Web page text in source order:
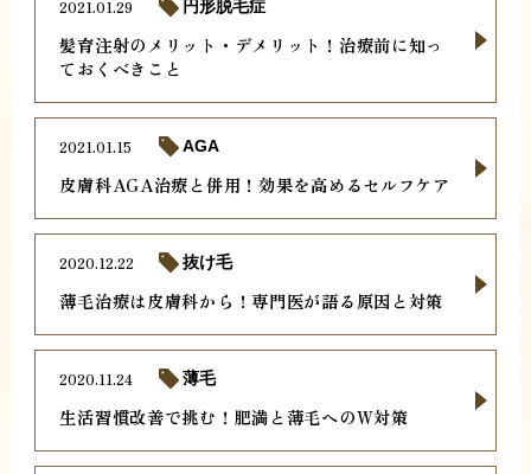
髪育注射のメリット・デメリット！治療前に知っ
ておくべきこと
2021.01.29 円形脱毛症
皮膚科AGA治療と併用！効果を高めるセルフケア
2021.01.15 AGA
薄毛治療は皮膚科から！専門医が語る原因と対策
2020.12.22 抜け毛
生活習慣改善で挑む！肥満と薄毛へのW対策
2020.11.24 薄毛